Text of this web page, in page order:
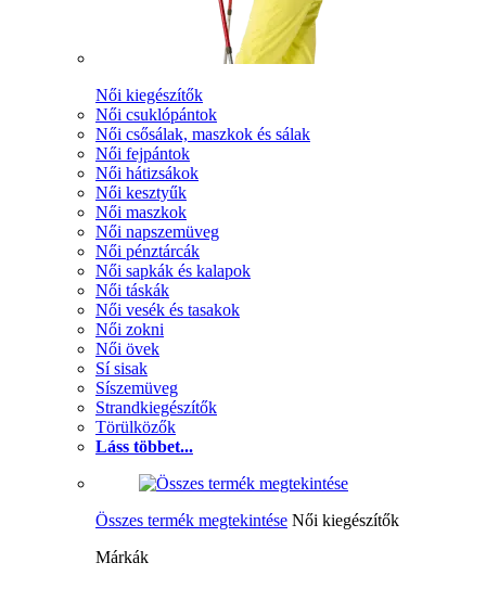
Női kiegészítők
Női csuklópántok
Női csősálak, maszkok és sálak
Női fejpántok
Női hátizsákok
Női kesztyűk
Női maszkok
Női napszemüveg
Női pénztárcák
Női sapkák és kalapok
Női táskák
Női vesék és tasakok
Női zokni
Női övek
Sí sisak
Síszemüveg
Strandkiegészítők
Törülközők
Láss többet...
Összes termék megtekintése Női kiegészítők
Márkák